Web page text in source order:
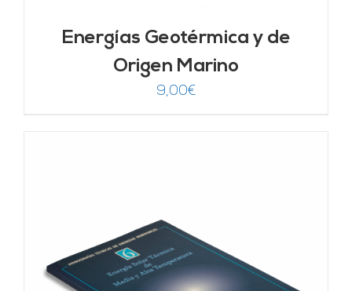
Energías Geotérmica y de
Origen Marino
9,00€